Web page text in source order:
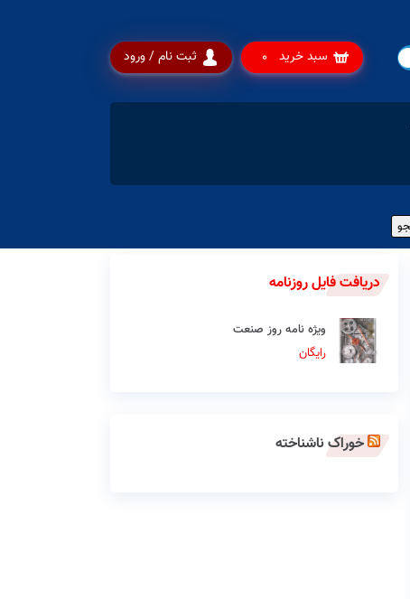
ثبت نام / ورود سبد خرید 0
دریافت فایل روزنامه
ویژه نامه روز صنعت
رایگان
خوراک ناشناخته